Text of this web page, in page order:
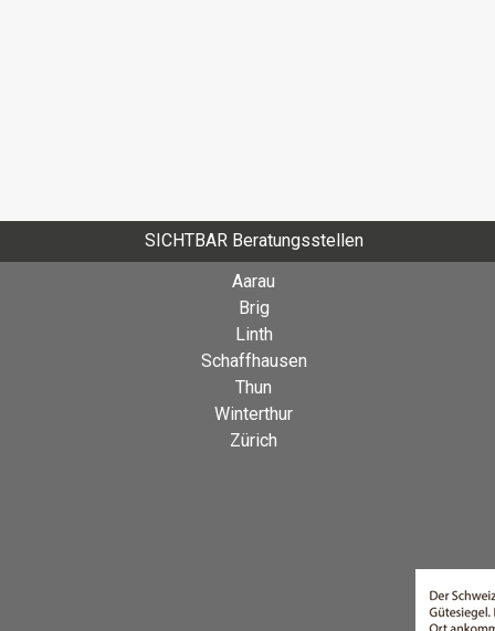
SICHTBAR Beratungsstellen
Aarau
Brig
Linth
Schaffhausen
Thun
Winterthur
Zürich